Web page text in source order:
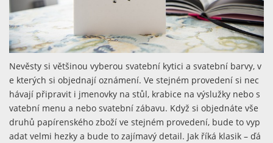
Nevěsty si většinou vyberou svatební kytici a svatební barvy, v
e kterých si objednají oznámení. Ve stejném provedení si nec
hávají připravit i jmenovky na stůl, krabice na výslužky nebo s
vatební menu a nebo svatební zábavu. Když si objednáte vše
druhů papírenského zboží ve stejném provedení, bude to vyp
adat velmi hezky a bude to zajímavý detail. Jak říká klasik – ďá